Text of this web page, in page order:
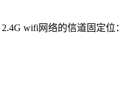
wifi网络的信道固定位：